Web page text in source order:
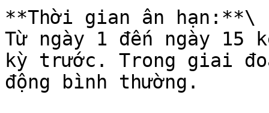
**Thời gian ân hạn:**\
Từ ngày 1 đến ngày
kỳ trước. Trong giai
động bình thường.